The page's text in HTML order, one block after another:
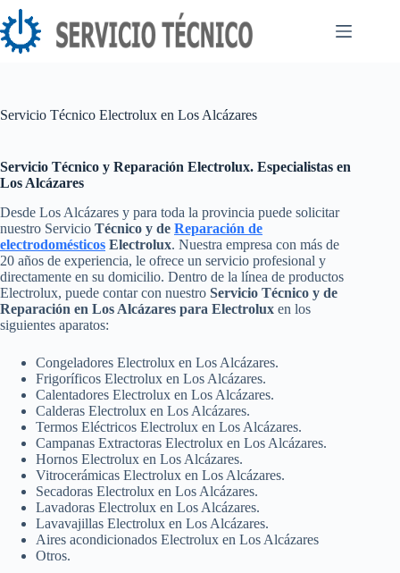
Saltar
al
contenido
Servicio Técnico Electrolux en Los Alcázares
Servicio Técnico y Reparación Electrolux. Especialistas en
Los Alcázares
Desde Los Alcázares y para toda la provincia puede solicitar
nuestro Servicio Técnico y de Reparación de
electrodomésticos Electrolux. Nuestra empresa con más de
20 años de experiencia, le ofrece un servicio profesional y
directamente en su domicilio. Dentro de la línea de productos
Electrolux, puede contar con nuestro Servicio Técnico y de
Reparación en Los Alcázares para Electrolux en los
siguientes aparatos:
Congeladores Electrolux en Los Alcázares.
Frigoríficos Electrolux en Los Alcázares.
Calentadores Electrolux en Los Alcázares.
Calderas Electrolux en Los Alcázares.
Termos Eléctricos Electrolux en Los Alcázares.
Campanas Extractoras Electrolux en Los Alcázares.
Hornos Electrolux en Los Alcázares.
Vitrocerámicas Electrolux en Los Alcázares.
Secadoras Electrolux en Los Alcázares.
Lavadoras Electrolux en Los Alcázares.
Lavavajillas Electrolux en Los Alcázares.
Aires acondicionados Electrolux en Los Alcázares
Otros.